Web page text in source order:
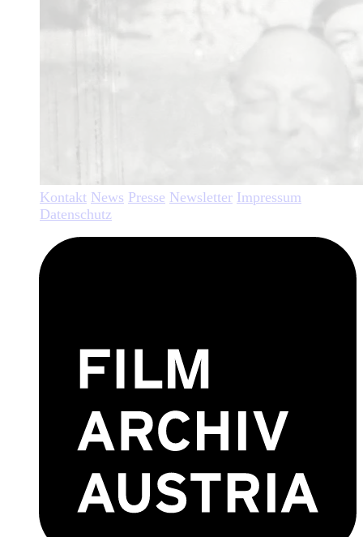
Kontakt News Presse Newsletter Impressum
Datenschutz